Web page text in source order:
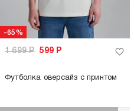
-65%
1 699Р 599 Р
Футболка оверсайз с принтом